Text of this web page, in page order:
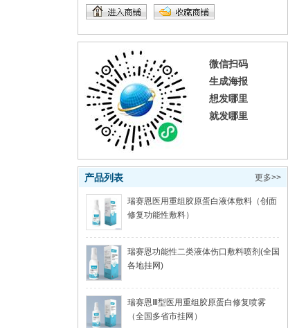
微信扫码
生成海报
想发哪里
就发哪里
更多>>
产品列表
瑞赛恩医用重组胶原蛋白液体敷料（创面
修复功能性敷料）
瑞赛恩功能性二类液体伤口敷料喷剂(全国
各地挂网)
瑞赛恩Ⅲ型医用重组胶原蛋白修复喷雾
（全国多省市挂网）